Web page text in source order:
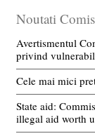
Noutati
Avertismentul
privind
Cele mai mici
State aid:
illegal aid worth